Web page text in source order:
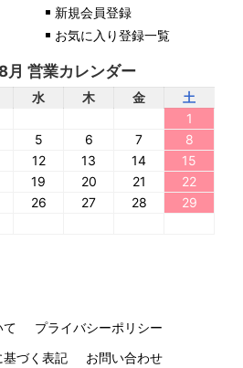
新規会員登録
お気に入り登録一覧
営業カレンダー
水 木 金
土
1
5 6 7
8
12 13 14
15
19 20 21
22
26 27 28
29
て
プライバシーポリシー
づく表記
お問い合わせ